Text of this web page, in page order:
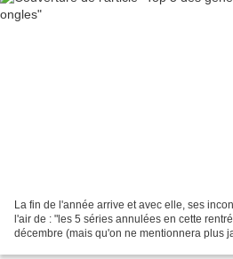
La fin de l'année arrive et avec elle, ses
l'air de : "les 5 séries annulées en cette
décembre (mais qu'on ne mentionnera plus